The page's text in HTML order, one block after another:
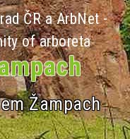
ČR a ArbNet -
of arboreta
Žampach